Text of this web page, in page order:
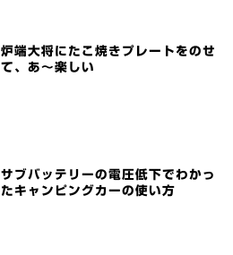
炉端大将にたこ焼きプレートをのせ
て、あ～楽しい
サブバッテリーの電圧低下でわかっ
たキャンピングカーの使い方